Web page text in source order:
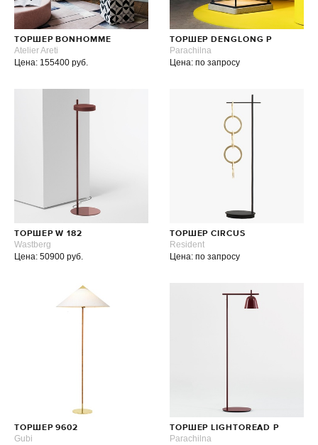
ТОРШЕР BONHOMME
Atelier Areti
Цена: 155400 руб.
ТОРШЕР DENGLONG P
Parachilna
Цена: по запросу
ТОРШЕР W 182
Wastberg
Цена: 50900 руб.
ТОРШЕР CIRCUS
Resident
Цена: по запросу
ТОРШЕР 9602
Gubi
ТОРШЕР LIGHTOREAD P
Parachilna